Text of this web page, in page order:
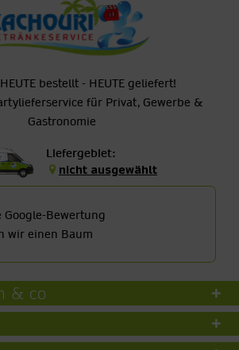
bestellt - HEUTE geliefert!
für Privat, Gewerbe &
Gastronomie
Liefergebiet:
nicht ausgewählt
Google-Bewertung
wir einen Baum
& co